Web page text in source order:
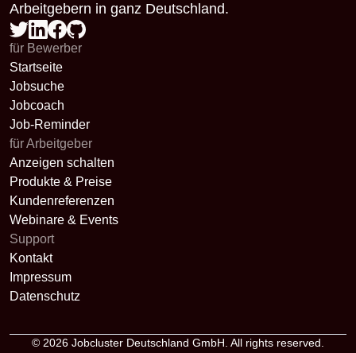
Arbeitgebern in ganz Deutschland.
für Bewerber
Startseite
Jobsuche
Jobcoach
Job-Reminder
für Arbeitgeber
Anzeigen schalten
Produkte & Preise
Kundenreferenzen
Webinare & Events
Support
Kontakt
Impressum
Datenschutz
© 2026 Jobcluster Deutschland GmbH. All rights reserved.